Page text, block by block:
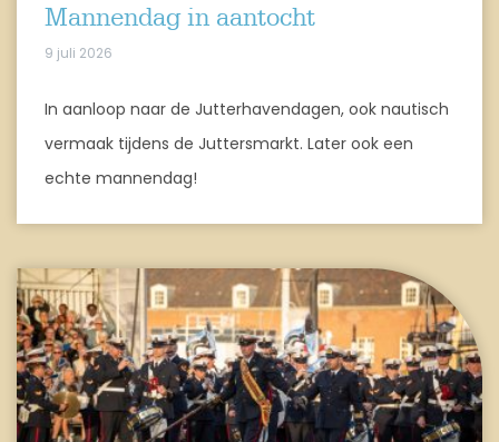
Mannendag in aantocht
9 juli 2026
In aanloop naar de Jutterhavendagen, ook nautisch
vermaak tijdens de Juttersmarkt. Later ook een
echte mannendag!